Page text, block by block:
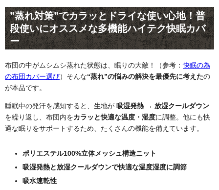
”蒸れ対策”でカラッとドライな使い心地！普
段使いにオススメな多機能ハイテク快眠カバ
ー
布団の中がムシムシ蒸れた状態は、眠りの大敵！（参考：快眠の為
の布団カバー選び）そんな“蒸れ”の悩みの解決を最優先に考えたの
が本品です。
睡眠中の発汗を感知すると、生地が 吸湿発熱 → 放湿クールダウン
を繰り返し、布団内をカラッと快適な温度・湿度に調整。他にも快
適な眠りをサポートするため、たくさんの機能を備えています。
ポリエステル100%立体メッシュ構造ニット
吸湿発熱と放湿クールダウンで快適な温度湿度に調節
吸水速乾性